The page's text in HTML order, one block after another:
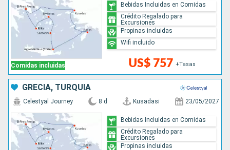
Comidas incluidas US$ 757 +Tasas
Bebidas Incluidas en Comidas
Crédito Regalado para
Excursiones
Propinas incluidas
Wifi incluido
GRECIA, TURQUÍA
Celestyal Journey 8 d Kusadasi 23/05/2027
Bebidas Incluidas en Comidas
Crédito Regalado para
Excursiones
Propinas incluidas